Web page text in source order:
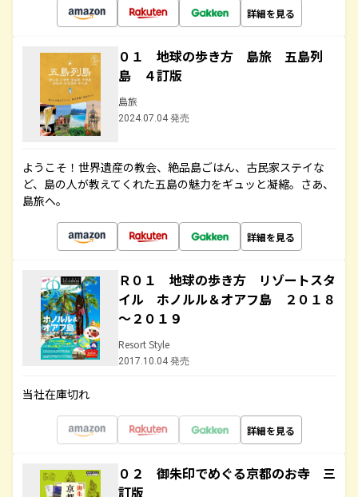
詳細を見る
０１ 地球の歩き方 島旅 五島列
島 ４訂版
島旅
2024.07.04 発売
ようこそ！世界遺産の教会、絶品島ごはん、古民家ステイな
ど、島の人が教えてくれた五島の魅力をギュッと凝縮。さあ、
島旅へ。
詳細を見る
Ｒ０１ 地球の歩き方 リゾートスタ
イル ホノルル＆オアフ島 ２０１８
～２０１９
Resort Style
2017.10.04 発売
当社在庫切れ
詳細を見る
０２ 御朱印でめぐる京都のお寺 三
訂版